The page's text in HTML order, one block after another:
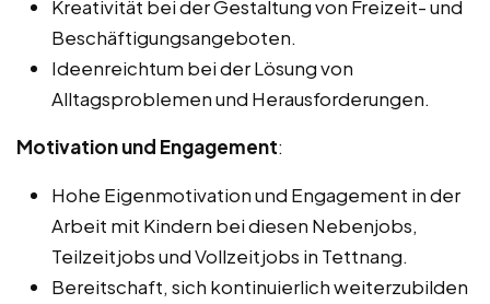
Kreativität bei der Gestaltung von Freizeit- und
Beschäftigungsangeboten.
Ideenreichtum bei der Lösung von
Alltagsproblemen und Herausforderungen.
Motivation und Engagement:
Hohe Eigenmotivation und Engagement in der
Arbeit mit Kindern bei diesen Nebenjobs,
Teilzeitjobs und Vollzeitjobs in Tettnang.
Bereitschaft, sich kontinuierlich weiterzubilden